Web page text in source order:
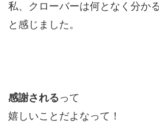
私、クローバーは何となく分か
と感じました。
感謝される って
嬉しいことだよなって！